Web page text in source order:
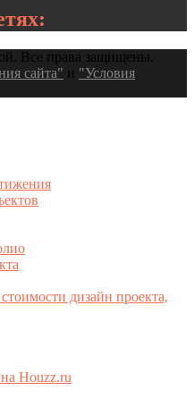
Все права защищены.
сайта" и "Условия
дизайн проекта,
Houzz.ru